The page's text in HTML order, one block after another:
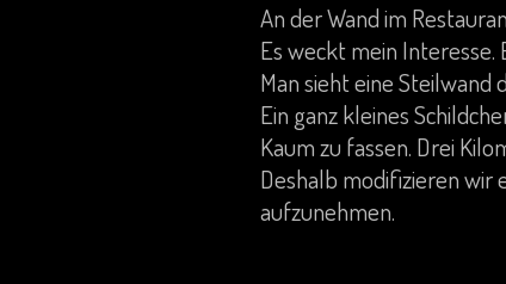
An der Wand im
Es weckt mein Interesse.
Man sieht eine Steilwand
Ein ganz kleines
Kaum zu fassen. Drei
Deshalb modifizieren wir
aufzunehmen.